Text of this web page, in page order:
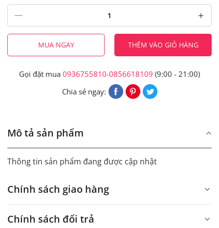
MUA NGAY THÊM VÀO GIỎ HÀNG
Gọi đặt mua 0936755810-0856618109 (9:00 - 21:00)
Chia sẻ ngay:
Mô tả sản phẩm
Thông tin sản phẩm đang được cập nhật
Chính sách giao hàng
Chính sách đổi trả